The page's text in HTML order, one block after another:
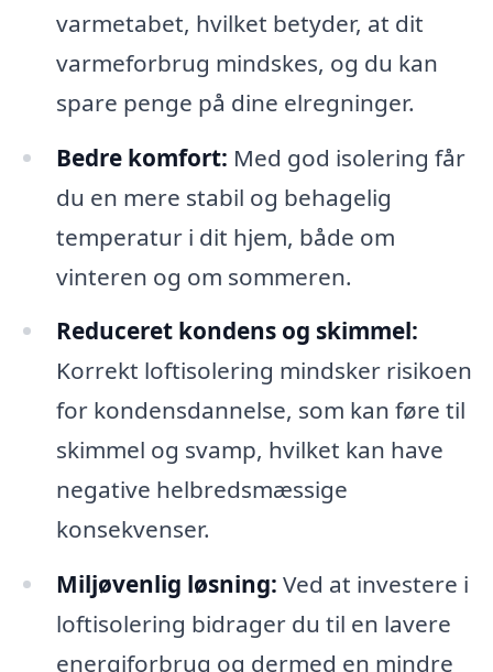
varmetabet, hvilket betyder, at dit
varmeforbrug mindskes, og du kan
spare penge på dine elregninger.
Bedre komfort: Med god isolering får
du en mere stabil og behagelig
temperatur i dit hjem, både om
vinteren og om sommeren.
Reduceret kondens og skimmel:
Korrekt loftisolering mindsker risikoen
for kondensdannelse, som kan føre til
skimmel og svamp, hvilket kan have
negative helbredsmæssige
konsekvenser.
Miljøvenlig løsning: Ved at investere i
loftisolering bidrager du til en lavere
energiforbrug og dermed en mindre